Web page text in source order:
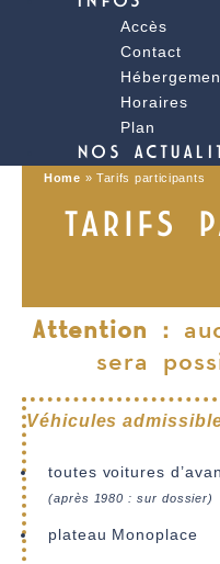
Accès
Contact
Horaires
Plan
NOS
Home » Tarifs participants
TARIFS
Attention :
sera
Véhicules
toutes voitures
(après 1980 : sur dossier)
plateau Monoplace